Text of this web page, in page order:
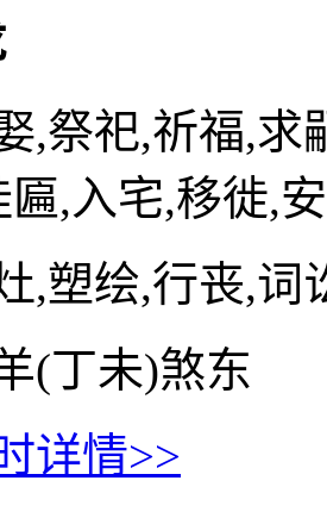
,祭祀,祈福,求
,入宅,移徙,
,塑绘,行丧,词
(丁未)煞东
详情>>